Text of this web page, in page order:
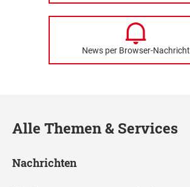
News per Browser-Nachricht
Alle Themen & Services
Nachrichten